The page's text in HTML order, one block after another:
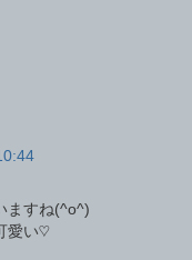
ますね(^o^)
愛い♡